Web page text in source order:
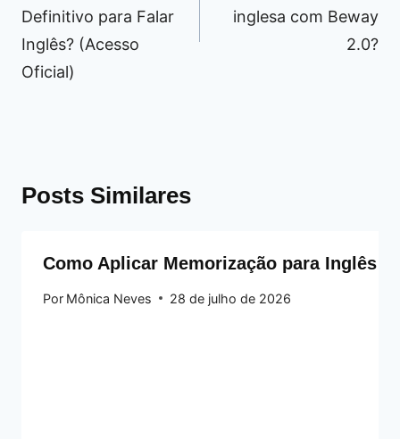
Definitivo para Falar
Inglês? (Acesso
Oficial)
inglesa com Beway
2.0?
Posts Similares
Como Aplicar Memorização para Inglês
Por Mônica Neves 28 de julho de 2026